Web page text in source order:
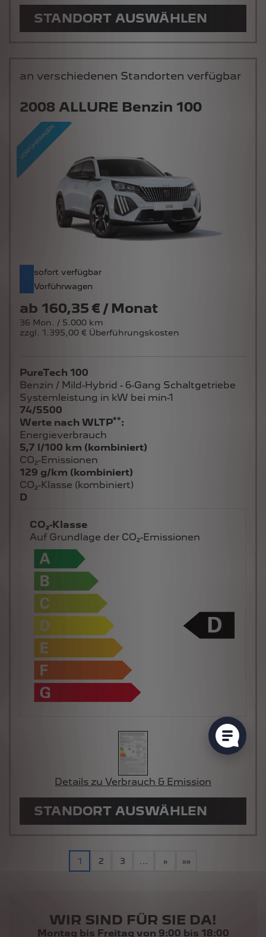
STANDORT AUSWÄHLEN
2008 ALLURE Benzin 100
sofort verfügbar
Vorführwagen
ab 160,35 € / Monat
36 Mon. / 5.000 km
zzgl. 1.395,00 € Überführungskosten
an verschiedenen Standorten verfügbar
PureTech 100
Benzin / Mild-Hybrid - 6-Gang Schaltgetriebe
Systemleistung in kW bei min-1
74/5500
Werte nach WLTP**:
Energieverbrauch
5,7 l/100 km (kombiniert)
CO₂-Emissionen
129 g/km (kombiniert)
CO₂-Klasse (kombiniert)
D
CO₂-Klasse
Auf Grundlage der CO₂-Emissionen
Details zu Verbrauch & Emission
STANDORT AUSWÄHLEN
1 2 3 ... » »»
WIR SIND FÜR SIE DA!
Montag bis Freitag von 9:00 bis 18:00